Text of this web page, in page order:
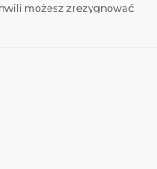
możesz zrezygnować